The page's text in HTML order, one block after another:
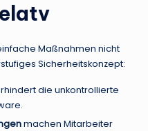
Maßnahmen nicht
Sicherheitskonzept:
die unkontrollierte
machen Mitarbeiter